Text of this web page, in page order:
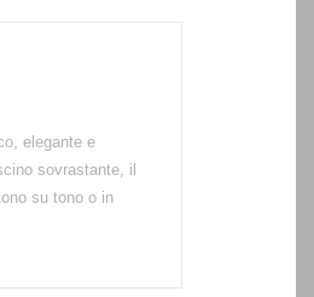
elegante e
sovrastante, il
su tono o in